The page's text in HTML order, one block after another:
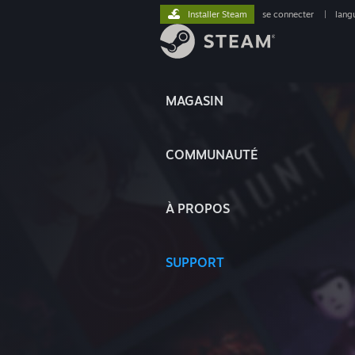
MAGASIN
COMMUNAUTÉ
À PROPOS
SUPPORT
Installer Steam se connecter